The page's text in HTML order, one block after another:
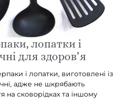
лопатки і
для здоров’я
і лопатки, виготовлені із
адже не шкрябають
на сковорідках та іншому